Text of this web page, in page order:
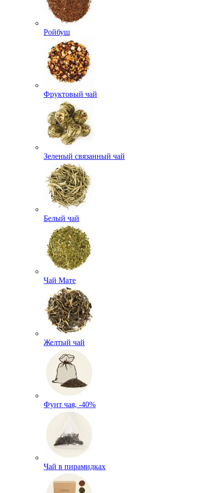
Ройбуш
Фруктовый чай
Зеленый связанный чай
Белый чай
Чай Мате
Желтый чай
Фунт чая, -40%
Чай в пирамидках